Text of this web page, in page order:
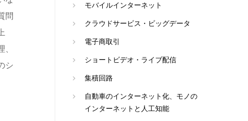
問
シ
モバイルインターネット
クラウドサービス・ビッグデータ
電子商取引
ショートビデオ・ライブ配信
集積回路
自動車のインターネット化、モノの
インターネットと人工知能